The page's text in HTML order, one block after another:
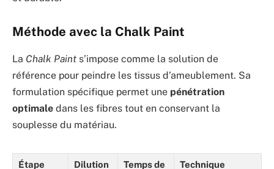
Méthode avec la Chalk Paint
La Chalk Paint s’impose comme la solution de
référence pour peindre les tissus d’ameublement. Sa
formulation spécifique permet une pénétration
optimale dans les fibres tout en conservant la
souplesse du matériau.
Étape Dilution
Temps de
Technique